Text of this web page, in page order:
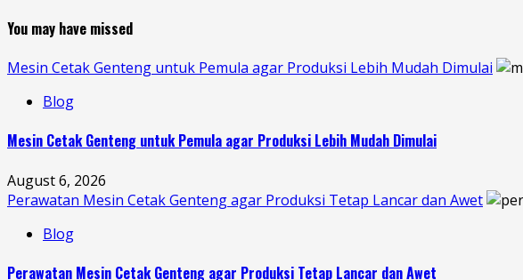
You may have missed
Mesin Cetak Genteng untuk Pemula agar Produksi Lebih Mudah Dimulai
Blog
Mesin Cetak Genteng untuk Pemula agar Produksi Lebih Mudah Dimulai
August 6, 2026
Perawatan Mesin Cetak Genteng agar Produksi Tetap Lancar dan Awet
Blog
Perawatan Mesin Cetak Genteng agar Produksi Tetap Lancar dan Awet